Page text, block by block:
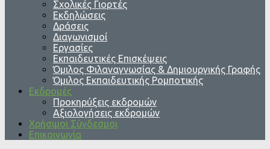
Σχολικές Γιορτές
Εκδηλώσεις
Δράσεις
Διαγωνισμοί
Εργασίες
Εκπαιδευτικές Επισκέψεις
Όμιλος Φιλαναγνωσίας & Δημιουργικής Γραφής
Όμιλος Εκπαιδευτικής Ρομποτικής
Εκδρομές
Προκηρύξεις εκδρομών
Αξιολογήσεις εκδρομών
Χρήσιμοι Σύνδεσμοι
Επικοινωνία